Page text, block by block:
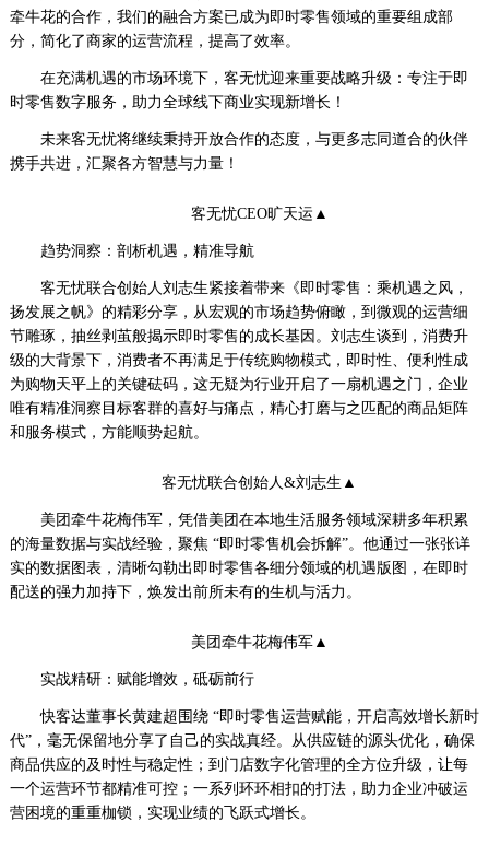
牵牛花的合作，我们的融合方案已成为即时零售领域的重要组成部
分，简化了商家的运营流程，提高了效率。
在充满机遇的市场环境下，客无忧迎来重要战略升级：专注于即
时零售数字服务，助力全球线下商业实现新增长！
未来客无忧将继续秉持开放合作的态度，与更多志同道合的伙伴
携手共进，汇聚各方智慧与力量！
客无忧CEO旷天运▲
趋势洞察：剖析机遇，精准导航
客无忧联合创始人刘志生紧接着带来《即时零售：乘机遇之风，
扬发展之帆》的精彩分享，从宏观的市场趋势俯瞰，到微观的运营细
节雕琢，抽丝剥茧般揭示即时零售的成长基因。刘志生谈到，消费升
级的大背景下，消费者不再满足于传统购物模式，即时性、便利性成
为购物天平上的关键砝码，这无疑为行业开启了一扇机遇之门，企业
唯有精准洞察目标客群的喜好与痛点，精心打磨与之匹配的商品矩阵
和服务模式，方能顺势起航。
客无忧联合创始人&刘志生▲
美团牵牛花梅伟军，凭借美团在本地生活服务领域深耕多年积累
的海量数据与实战经验，聚焦 “即时零售机会拆解”。他通过一张张详
实的数据图表，清晰勾勒出即时零售各细分领域的机遇版图，在即时
配送的强力加持下，焕发出前所未有的生机与活力。
美团牵牛花梅伟军▲
实战精研：赋能增效，砥砺前行
快客达董事长黄建超围绕 “即时零售运营赋能，开启高效增长新时
代”，毫无保留地分享了自己的实战真经。从供应链的源头优化，确保
商品供应的及时性与稳定性；到门店数字化管理的全方位升级，让每
一个运营环节都精准可控；一系列环环相扣的打法，助力企业冲破运
营困境的重重枷锁，实现业绩的飞跃式增长。